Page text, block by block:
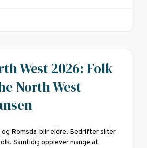
West 2026: Folk
North West
og Romsdal blir eldre. Bedrifter sliter
Samtidig opplever mange at